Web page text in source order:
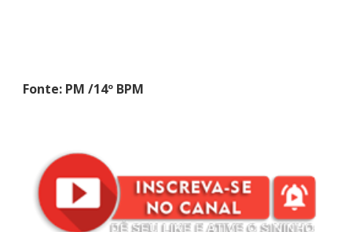
Fonte: PM /14º BPM